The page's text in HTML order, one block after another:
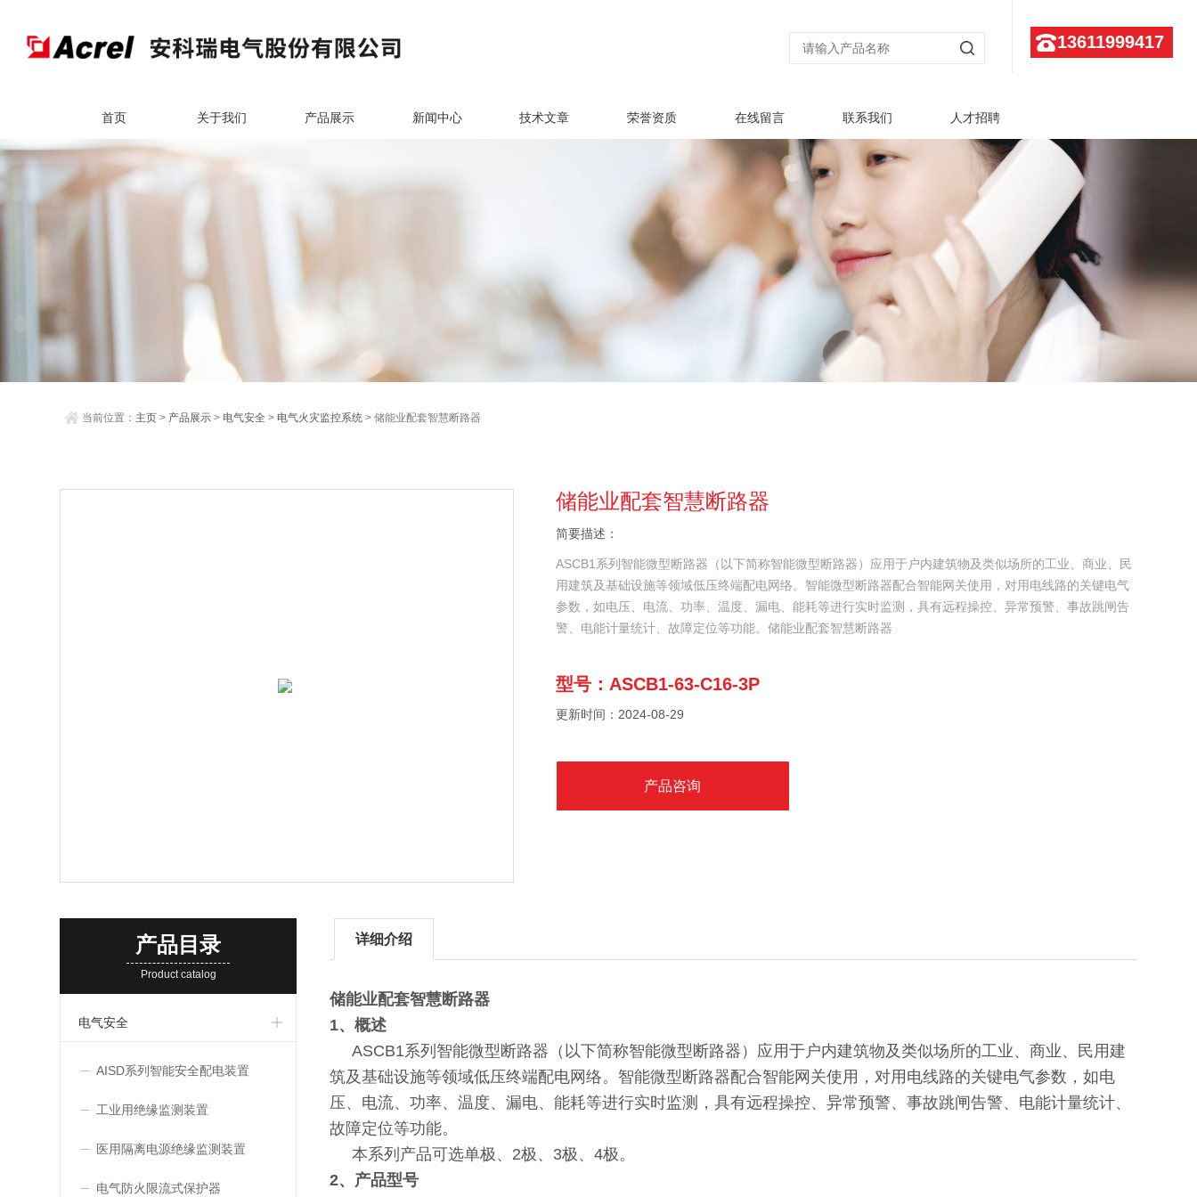
13611999417
首页 关于我们 产品展示 新闻中心 技术文章 荣誉资质 在线留言 联系我们 人才招聘
当前位置： 主页 > 产品展示 > 电气安全 > 电气火灾监控系统 > 储能业配套智慧断路器
储能业配套智慧断路器
简要描述：
ASCB1系列智能微型断路器（以下简称智能微型断路器）应用于户内建筑物及类似场所的工业、商业、民
用建筑及基础设施等领域低压终端配电网络。智能微型断路器配合智能网关使用，对用电线路的关键电气
参数，如电压、电流、功率、温度、漏电、能耗等进行实时监测，具有远程操控、异常预警、事故跳闸告
警、电能计量统计、故障定位等功能。储能业配套智慧断路器
型号：ASCB1-63-C16-3P
更新时间：2024-08-29
产品咨询
产品目录
Product catalog
电气安全
AISD系列智能安全配电装置
工业用绝缘监测装置
医用隔离电源绝缘监测装置
电气防火限流式保护器
详细介绍
储能业配套智慧断路器
1、概述
ASCB1系列智能微型断路器（以下简称智能微型断路器）应用于户内建筑物及类似场所的工业、商业、民用建
筑及基础设施等领域低压终端配电网络。智能微型断路器配合智能网关使用，对用电线路的关键电气参数，如电
压、电流、功率、温度、漏电、能耗等进行实时监测，具有远程操控、异常预警、事故跳闸告警、电能计量统计、
故障定位等功能。
本系列产品可选单极、2极、3极、4极。
2、产品型号